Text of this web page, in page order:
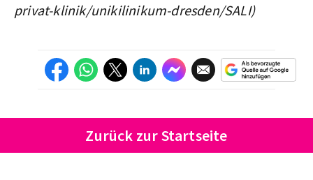
privat-klinik/unikilinikum-dresden/SALI)
Zurück zur Startseite